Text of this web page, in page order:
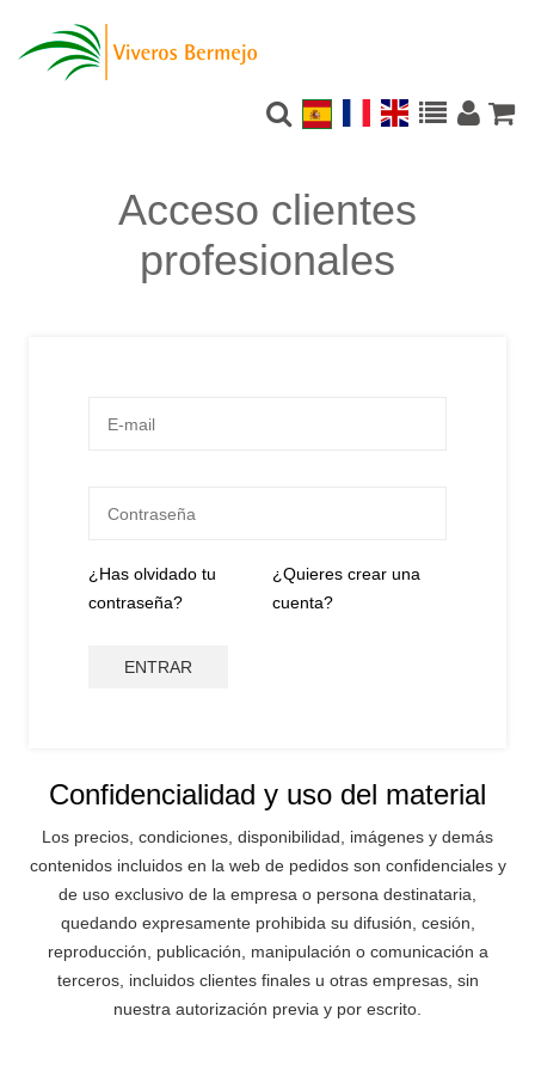
Acceso clientes
profesionales
¿Has olvidado tu
contraseña?
¿Quieres crear una
cuenta?
ENTRAR
Confidencialidad y uso del material
Los precios, condiciones, disponibilidad, imágenes y demás
contenidos incluidos en la web de pedidos son confidenciales y
de uso exclusivo de la empresa o persona destinataria,
quedando expresamente prohibida su difusión, cesión,
reproducción, publicación, manipulación o comunicación a
terceros, incluidos clientes finales u otras empresas, sin
nuestra autorización previa y por escrito.